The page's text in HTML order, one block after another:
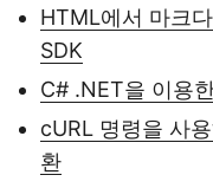
HTML에서 마크
SDK
C# .NET을 이용
cURL 명령을 사
환